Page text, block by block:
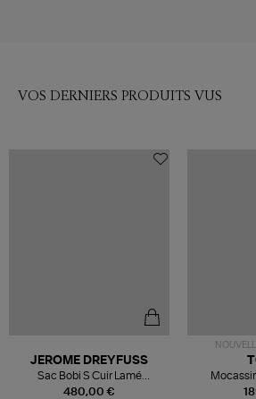
VOS DERNIERS PRODUITS VUS
480,00 €
JEROME DREYFUSS
Sac Bobi S Cuir Lamé
Champagne